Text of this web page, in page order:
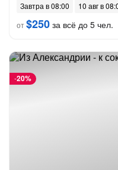
Завтра в 08:00
10 авг в
от$250 за всё до 5 чел.
-20%